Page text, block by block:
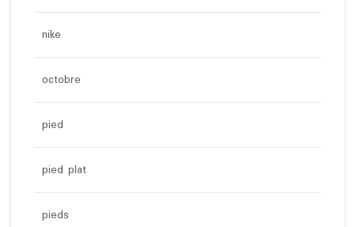
nike
octobre
pied
pied plat
pieds